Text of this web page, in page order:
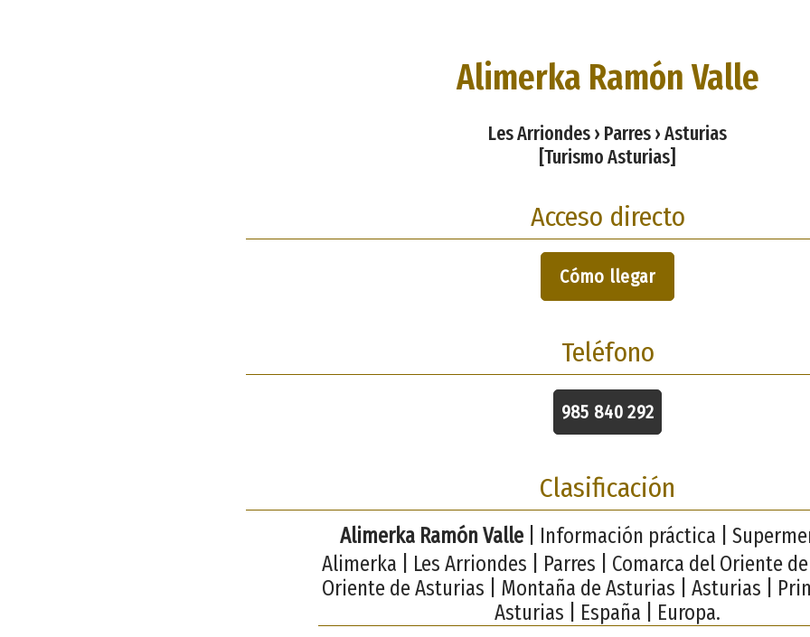
Alimerka Ramón Valle
Les Arriondes › Parres › Asturias
[Turismo Asturias]
Acceso directo
Cómo llegar
Teléfono
985 840 292
Clasificación
Alimerka Ramón Valle | Información práctica |
Alimerka | Les Arriondes | Parres | Comarca del Oriente
Oriente de Asturias | Montaña de Asturias | Asturias |
Asturias | España | Europa.